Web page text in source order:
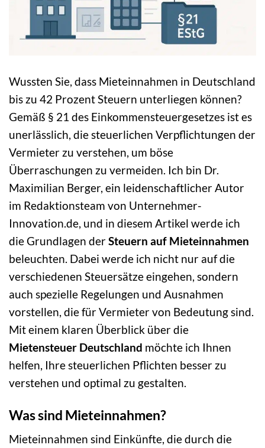
Wussten Sie, dass Mieteinnahmen in Deutschland
bis zu 42 Prozent Steuern unterliegen können?
Gemäß § 21 des Einkommensteuergesetzes ist es
unerlässlich, die steuerlichen Verpflichtungen der
Vermieter zu verstehen, um böse
Überraschungen zu vermeiden. Ich bin Dr.
Maximilian Berger, ein leidenschaftlicher Autor
im Redaktionsteam von Unternehmer-
Innovation.de, und in diesem Artikel werde ich
die Grundlagen derSteuern auf Mieteinnahmen
beleuchten. Dabei werde ich nicht nur auf die
verschiedenen Steuersätze eingehen, sondern
auch spezielle Regelungen und Ausnahmen
vorstellen, die für Vermieter von Bedeutung sind.
Mit einem klaren Überblick über die
Mietensteuer Deutschland möchte ich Ihnen
helfen, Ihre steuerlichen Pflichten besser zu
verstehen und optimal zu gestalten.
Was sind Mieteinnahmen?
Mieteinnahmen sind Einkünfte, die durch die